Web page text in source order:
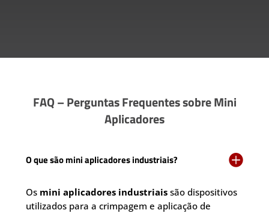
FAQ – Perguntas Frequentes sobre Mini
Aplicadores
O que são mini aplicadores industriais? 
Os mini aplicadores industriais são dispositivos
utilizados para a crimpagem e aplicação de